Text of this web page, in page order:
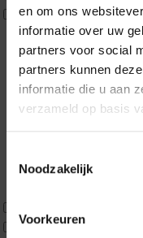
en om ons
informatie over uw
partners voor social
partners kunnen
informatie die u aan
verzameld op basis
Noodzakelijk
Voorkeuren
Toppers
Maatvoering
1 persoon
2 personen
2 personen split
Twijfelaar
Latex
Tweepersoons 1